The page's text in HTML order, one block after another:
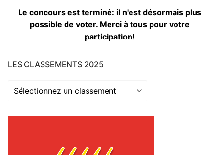
Le concours est terminé: il n'est désormais plus
possible de voter. Merci à tous pour votre
participation!
LES CLASSEMENTS 2025
Les